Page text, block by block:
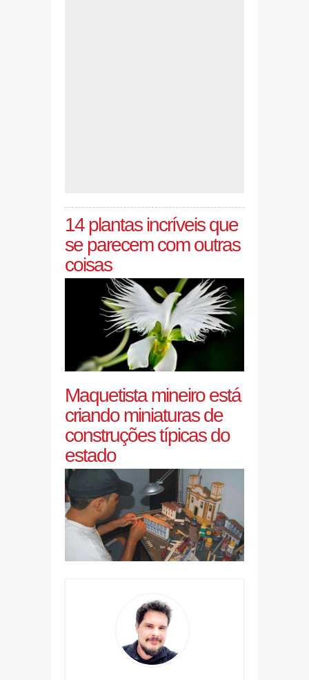
14 plantas incríveis que
se parecem com outras
coisas
Maquetista mineiro está
criando miniaturas de
construções típicas do
estado